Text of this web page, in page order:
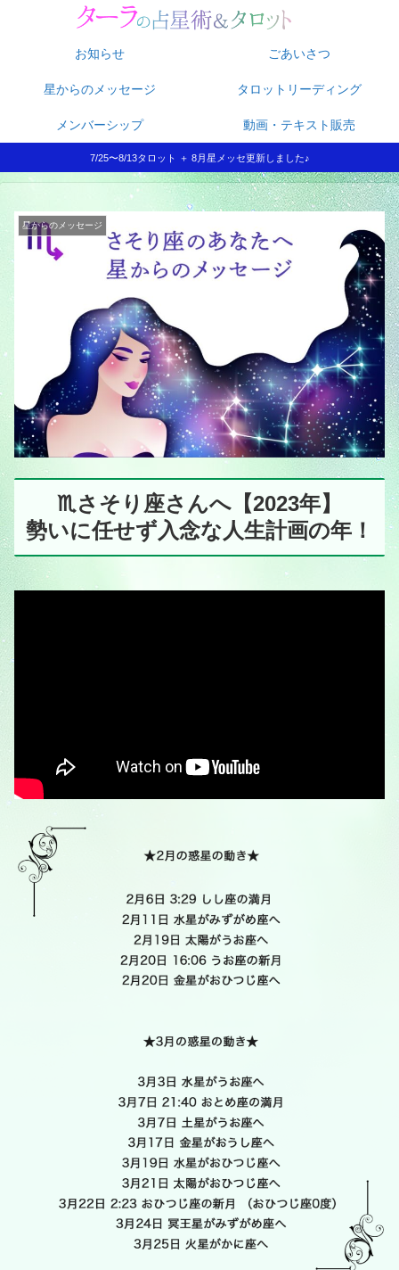
お知らせ ごあいさつ
星からのメッセージ タロットリーディング
メンバーシップ 動画・テキスト販売
7/25〜8/13タロット ＋ 8月星メッセ更新しました♪
星からのメッセージ
♏️さそり座さんへ【2023年】
勢いに任せず入念な人生計画の年！